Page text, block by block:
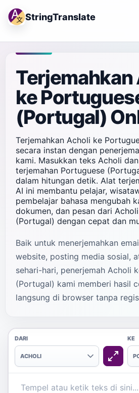
StringTranslate
Terjemahkan
ke
(Portugal)
Terjemahkan Acholi ke
secara instan dengan
kami. Masukkan teks Acholi
terjemahan Portuguese
dalam hitungan detik. Alat
AI ini membantu pelajar,
pembelajar bahasa mengubah
dokumen, dan pesan dari
(Portugal) dengan cepat dan
Baik untuk menerjemahkan
website, posting media sosial,
sehari-hari, penerjemah Acholi
(Portugal) kami memberi hasil
langsung di browser tanpa
DARI
ACHOLI
KE